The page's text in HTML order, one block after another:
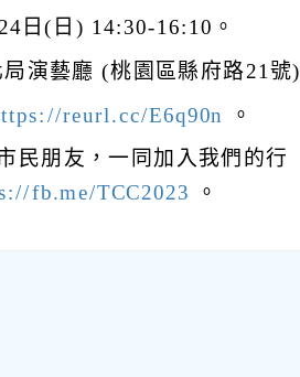
日(日) 14:30-16:10。
演藝廳 (桃園區縣府路21號)
reurl.cc/E6q90n
。
民朋友，一同加入我們的行
fb.me/TCC2023 。